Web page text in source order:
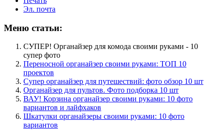
Эл. почта
Меню статьи:
СУПЕР! Органайзер для комода своими руками - 10
супер фото
Переносной органайзер своими руками: ТОП 10
проектов
Супер органайзер для путешествий: фото обзор 10 шт
Органайзер для пультов. Фото подборка 10 шт
ВАУ! Корзина органайзер своими руками: 10 фото
вариантов и лайфхаков
Шкатулки органайзеры своими руками: 10 фото
вариантов